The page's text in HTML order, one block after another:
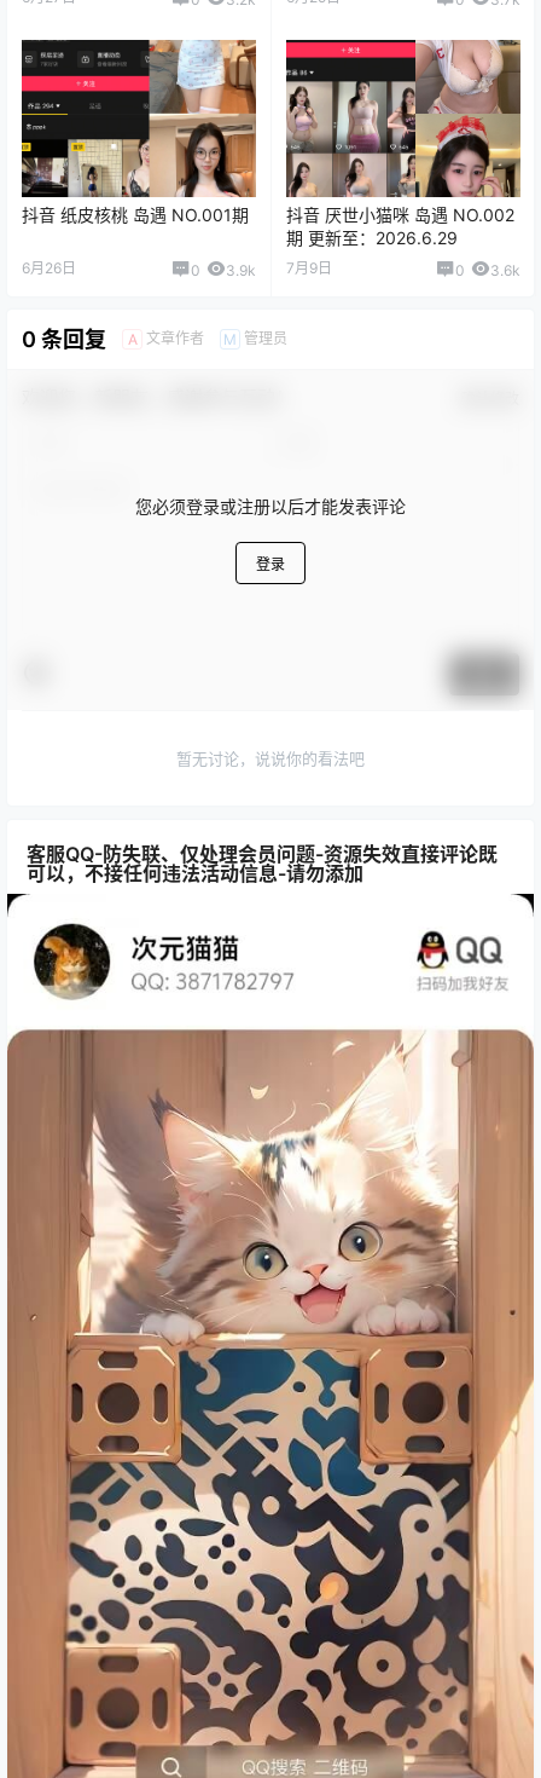
抖音 纸皮核桃 岛遇 NO.001期
6月26日 0 3.9k
抖音 厌世小猫咪 岛遇 NO.002
期 更新至：2026.6.29
7月9日 0 3.6k
0 条回复 A 文章作者 M 管理员
您必须登录或注册以后才能发表评论
登录
暂无讨论，说说你的看法吧
客服QQ-防失联、仅处理会员问题-资源失效直接评论既
可以，不接任何违法活动信息-请勿添加